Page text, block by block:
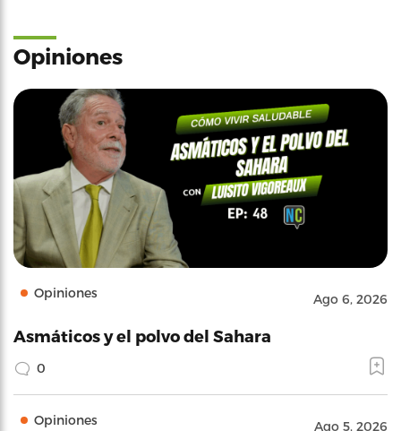
Opiniones
Opiniones Ago 6, 2026
Asmáticos y el polvo del Sahara
0
Opiniones Ago 5, 2026